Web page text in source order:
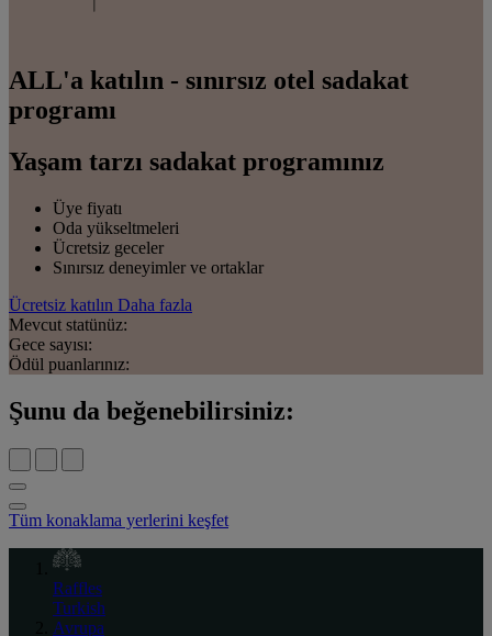
ALL'a katılın - sınırsız otel sadakat
programı
Yaşam tarzı sadakat programınız
Üye fiyatı
Oda yükseltmeleri
Ücretsiz geceler
Sınırsız deneyimler ve ortaklar
Ücretsiz katılın Daha fazla
Mevcut statünüz:
Gece sayısı:
Ödül puanlarınız:
Şunu da beğenebilirsiniz:
Tüm konaklama yerlerini keşfet
Raffles
Turkish
Avrupa